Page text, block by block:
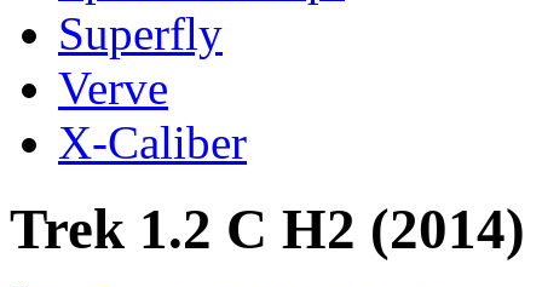
Superfly
Verve
X-Caliber
Trek 1.2 C H2 (2014)